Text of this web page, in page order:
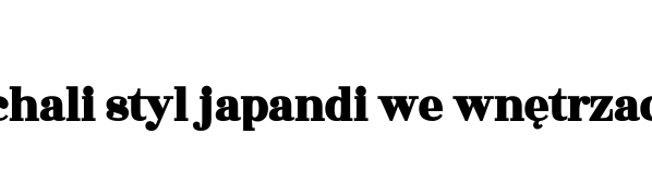
styl japandi we